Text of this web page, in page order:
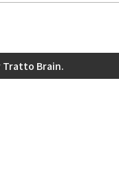
Tratto Brain.